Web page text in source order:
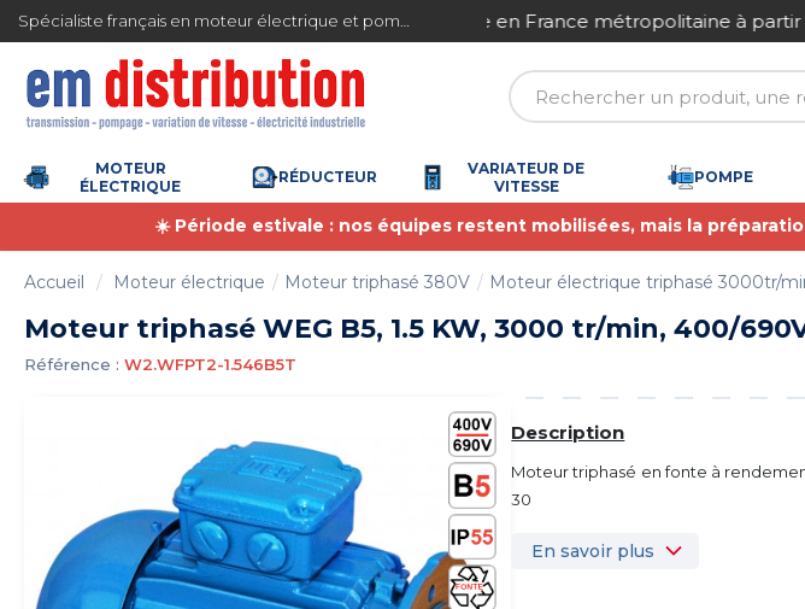
en France métropolitaine à partir de 360 € TTC Paiement sécurisé
MOTEUR
ÉLECTRIQUE
RÉDUCTEUR
VARIATEUR DE
VITESSE
POMPE
☀️ Période estivale : nos équipes restent mobilisées, mais la
Accueil Moteur électrique Moteur triphasé 380V Moteur électrique triphasé 3000tr/
Moteur triphasé WEG B5, 1.5 KW, 3000 tr/min, 400/
Référence : W2.WFPT2-1.546B5T
Description
Moteur triphasé en fonte à
30
En savoir plus
Gestion des cookies